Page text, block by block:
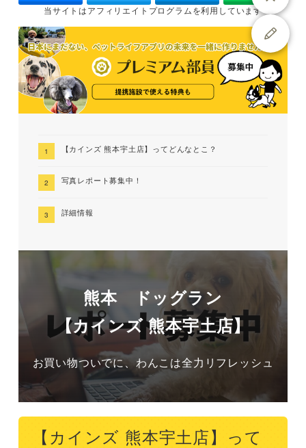
当サイトはアフィリエイトプログラムを利用しています
【カインズ 熊本宇土店】ってどんなとこ？
写真レポート募集中！
詳細情報
熊本 ドッグラン
【カインズ 熊本宇土店】
お買い物ついでに、わんこは全力リフレッシュ
【カインズ 熊本宇土店】って